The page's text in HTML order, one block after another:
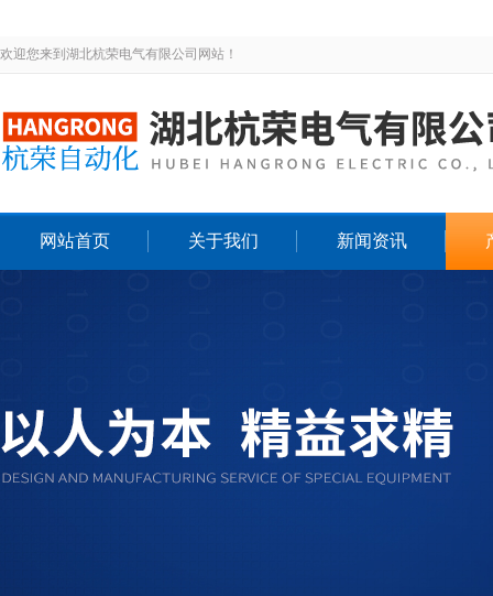
欢迎您来到湖北杭荣电气有限公司网站！
网站首页 关于我们 新闻资讯